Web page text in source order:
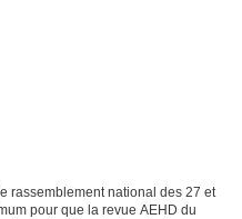
rassemblement national des 27 et
pour que la revue AEHD du